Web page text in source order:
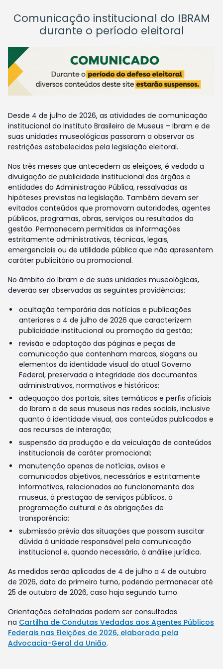
Comunicação institucional do IBRAM
durante o período eleitoral
Desde 4 de julho de 2026, as atividades de comunicação
institucional do Instituto Brasileiro de Museus – Ibram e de
suas unidades museológicas passaram a observar as
restrições estabelecidas pela legislação eleitoral.
Nos três meses que antecedem as eleições, é vedada a
divulgação de publicidade institucional dos órgãos e
entidades da Administração Pública, ressalvadas as
hipóteses previstas na legislação. Também devem ser
evitados conteúdos que promovam autoridades, agentes
públicos, programas, obras, serviços ou resultados da
gestão. Permanecem permitidas as informações
estritamente administrativas, técnicas, legais,
emergenciais ou de utilidade pública que não apresentem
caráter publicitário ou promocional.
No âmbito do Ibram e de suas unidades museológicas,
deverão ser observadas as seguintes providências:
ocultação temporária das notícias e publicações
anteriores a 4 de julho de 2026 que caracterizem
publicidade institucional ou promoção da gestão;
revisão e adaptação das páginas e peças de
comunicação que contenham marcas, slogans ou
elementos da identidade visual do atual Governo
Federal, preservada a integridade dos documentos
administrativos, normativos e históricos;
adequação dos portais, sites temáticos e perfis oficiais
do Ibram e de seus museus nas redes sociais, inclusive
quanto à identidade visual, aos conteúdos publicados e
aos recursos de interação;
suspensão da produção e da veiculação de conteúdos
institucionais de caráter promocional;
manutenção apenas de notícias, avisos e
comunicados objetivos, necessários e estritamente
informativos, relacionados ao funcionamento dos
museus, à prestação de serviços públicos, à
programação cultural e às obrigações de
transparência;
submissão prévia das situações que possam suscitar
dúvida à unidade responsável pela comunicação
institucional e, quando necessário, à análise jurídica.
As medidas serão aplicadas de 4 de julho a 4 de outubro
de 2026, data do primeiro turno, podendo permanecer até
25 de outubro de 2026, caso haja segundo turno.
Orientações detalhadas podem ser consultadas
na Cartilha de Condutas Vedadas aos Agentes Públicos
Federais nas Eleições de 2026, elaborada pela
Advocacia-Geral da União.